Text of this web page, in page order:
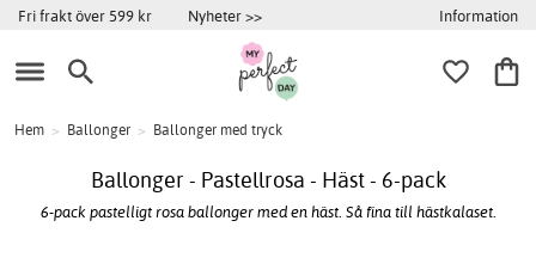
Fri frakt över 599 kr Nyheter >> Information
Hem > Ballonger > Ballonger med tryck
Ballonger - Pastellrosa - Häst - 6-pack
6-pack pastelligt rosa ballonger med en häst. Så fina till hästkalaset.